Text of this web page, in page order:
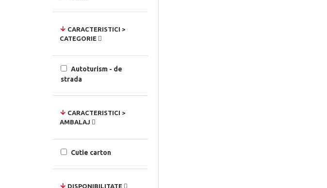
CARACTERISTICI >
CATEGORIE
Autoturism - de
strada
CARACTERISTICI >
AMBALAJ
Cutie carton
DISPONIBILITATE